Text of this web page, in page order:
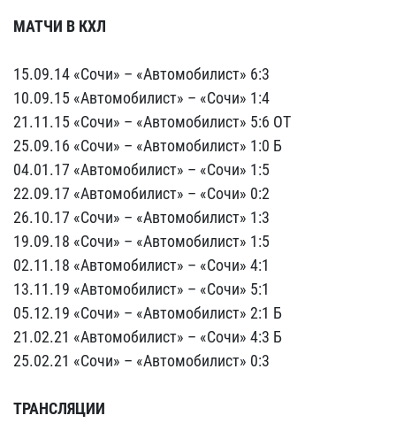
МАТЧИ В КХЛ
15.09.14 «Сочи» – «Автомобилист» 6:3
10.09.15 «Автомобилист» – «Сочи» 1:4
21.11.15 «Сочи» – «Автомобилист» 5:6 ОТ
25.09.16 «Сочи» – «Автомобилист» 1:0 Б
04.01.17 «Автомобилист» – «Сочи» 1:5
22.09.17 «Автомобилист» – «Сочи» 0:2
26.10.17 «Сочи» – «Автомобилист» 1:3
19.09.18 «Сочи» – «Автомобилист» 1:5
02.11.18 «Автомобилист» – «Сочи» 4:1
13.11.19 «Автомобилист» – «Сочи» 5:1
05.12.19 «Сочи» – «Автомобилист» 2:1 Б
21.02.21 «Автомобилист» – «Сочи» 4:3 Б
25.02.21 «Сочи» – «Автомобилист» 0:3
ТРАНСЛЯЦИИ